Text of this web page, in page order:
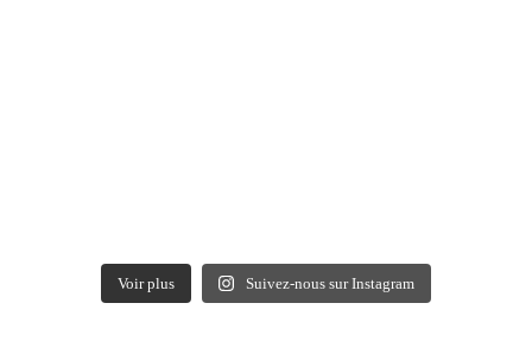
Voir plus Suivez-nous sur Instagram